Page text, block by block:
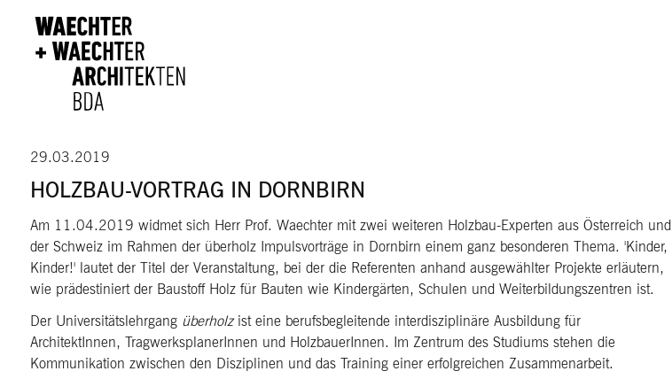
29.03.2019
HOLZBAU-VORTRAG IN DORNBIRN
Am 11.04.2019 widmet sich Herr Prof. Waechter mit zwei weiteren Holzbau-Experten aus Österreich und
der Schweiz im Rahmen der überholz Impulsvorträge in Dornbirn einem ganz besonderen Thema. 'Kinder,
Kinder!' lautet der Titel der Veranstaltung, bei der die Referenten anhand ausgewählter Projekte erläutern,
wie prädestiniert der Baustoff Holz für Bauten wie Kindergärten, Schulen und Weiterbildungszentren ist.
Der Universitätslehrgang überholzist eine berufsbegleitende interdisziplinäre Ausbildung für
ArchitektInnen, TragwerksplanerInnen und HolzbauerInnen. Im Zentrum des Studiums stehen die
Kommunikation zwischen den Disziplinen und das Training einer erfolgreichen Zusammenarbeit.